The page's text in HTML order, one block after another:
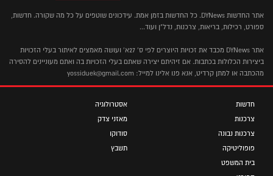
אתר החדשות DYNews. כל החדשות בזמן אמת. עידכונים שוטפים על כל מה שקורה. חדשות,
ספורט, רכילות, בריאות, צרכנות, נדל"ן ועוד...
אתר DYNews מכבד את זכויות היוצרים לפי ס' 27א' ועושה מאמצים לאיתור בעלי הזכויות
ביצירות הכלולות בכתבות. אם זיהיתם יצירה שאתם בעלי הזכויות בה ואתם מעוניינים להסירה
מהכתבה או למתן קרדיט, אנא פנו אלינו למייל: yossiduek@gmail.com
חדשות
צרכנות
צרכנות נבונה
פופוליטיקה
בית המשפט
אסטרולוגיה
מאזני צדק
סודוקו
תשבץ